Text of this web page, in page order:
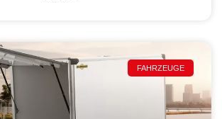
FAHRZEUGE